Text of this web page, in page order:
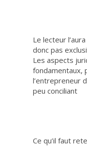
Le lecteur
donc pas
Les aspects
fondamentaux,
l’entrepreneur
peu conciliant
Ce qu’il faut